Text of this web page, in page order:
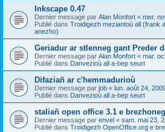
Inkscape 0.47
Dernier message par Alan Monfort « mer.
Publié dans Troidigezh meziantoù all (frank
anezho)
Geriadur ar stlenneg gant Preder
Dernier message par Alan Monfort « mar.
Publié dans Danvezioù all a-bep seurt
Difaziañ ar c'hemmadurioù
Dernier message par job « lun. août 24,
Publié dans Danvezioù all a-bep seurt
staliañ open office 3.1 e brezhoneg
Dernier message par envel « sam. mai 23,
Publié dans Troidigezh OpenOffice.org e